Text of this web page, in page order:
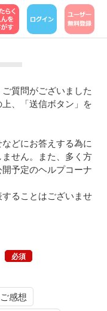
質問がございました
、「送信ボタン」を
どにお答えする為に
せん。また、多く方
予定のヘルプコーナ
することはございませ
必須
感想